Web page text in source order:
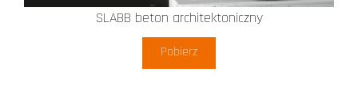
SLABB beton architektoniczny
Pobierz